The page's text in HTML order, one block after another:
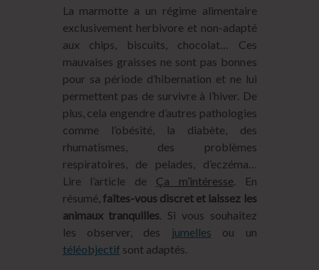
La marmotte a un régime alimentaire
exclusivement herbivore et non-adapté
aux chips, biscuits, chocolat… Ces
mauvaises graisses ne sont pas bonnes
pour sa période d’hibernation et ne lui
permettent pas de survivre à l’hiver. De
plus, cela engendre d’autres pathologies
comme l’obésité, la diabète, des
rhumatismes, des problèmes
respiratoires, de pelades, d’eczéma…
Lire l’article de Ça m’intéresse. En
résumé, faîtes-vous discret et laissez les
animaux tranquilles. Si vous souhaitez
les observer, des jumelles ou un
téléobjectif sont adaptés.